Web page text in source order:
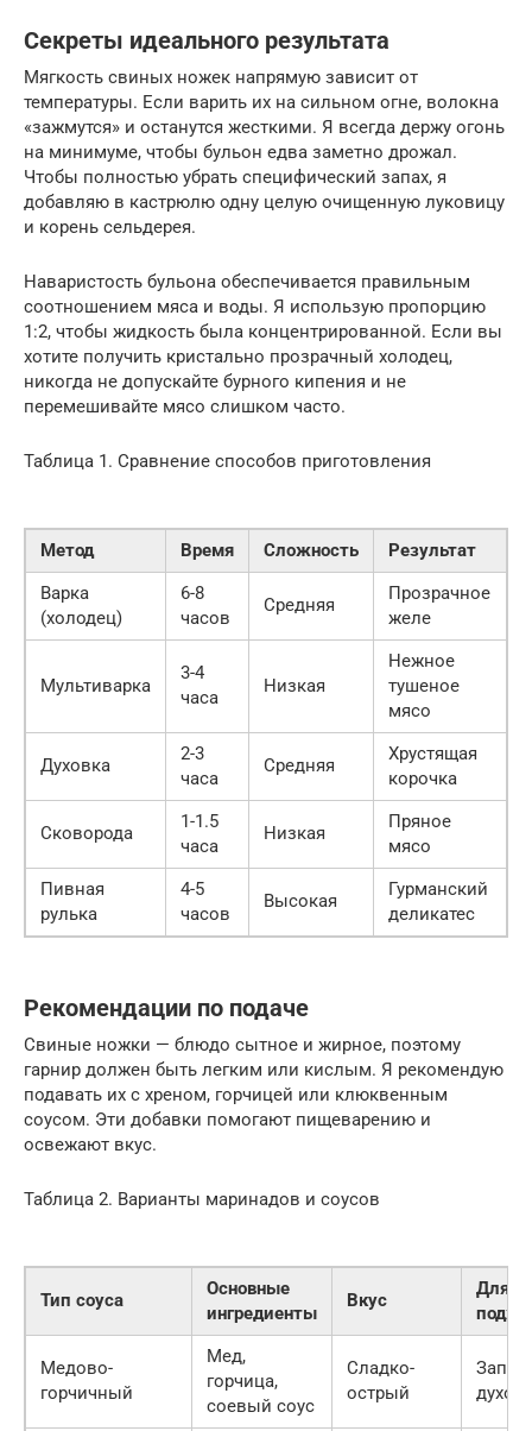
Секреты идеального результата
Мягкость свиных ножек напрямую зависит от
температуры. Если варить их на сильном огне, волокна
«зажмутся» и останутся жесткими. Я всегда держу огонь
на минимуме, чтобы бульон едва заметно дрожал.
Чтобы полностью убрать специфический запах, я
добавляю в кастрюлю одну целую очищенную луковицу
и корень сельдерея.
Наваристость бульона обеспечивается правильным
соотношением мяса и воды. Я использую пропорцию
1:2, чтобы жидкость была концентрированной. Если вы
хотите получить кристально прозрачный холодец,
никогда не допускайте бурного кипения и не
перемешивайте мясо слишком часто.
Таблица 1. Сравнение способов приготовления
Метод Время Сложность
Результат
Варка
(холодец)
6-8
часов
Средняя
Прозрачное
желе
Мультиварка
3-4
часа
Низкая
Нежное
тушеное
мясо
Духовка
2-3
часа
Средняя
Хрустящая
корочка
Сковорода
1-1.5
часа
Низкая
Пряное
мясо
Пивная
рулька
4-5
часов
Высокая
Гурманский
деликатес
Рекомендации по подаче
Свиные ножки — блюдо сытное и жирное, поэтому
гарнир должен быть легким или кислым. Я рекомендую
подавать их с хреном, горчицей или клюквенным
соусом. Эти добавки помогают пищеварению и
освежают вкус.
Таблица 2. Варианты маринадов и соусов
Тип соуса
Основные
ингредиенты
Вкус
Для
Медово-
горчичный
Мед,
горчица,
соевый соус
Сладко-
острый